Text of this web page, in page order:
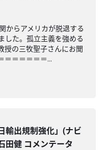
からアメリカが脱退する
した。孤立主義を強める
授の三牧聖子さんにお聞
＝＝＝＝＝＝...
輸出規制強化」(ナビ
田健 コメンテータ